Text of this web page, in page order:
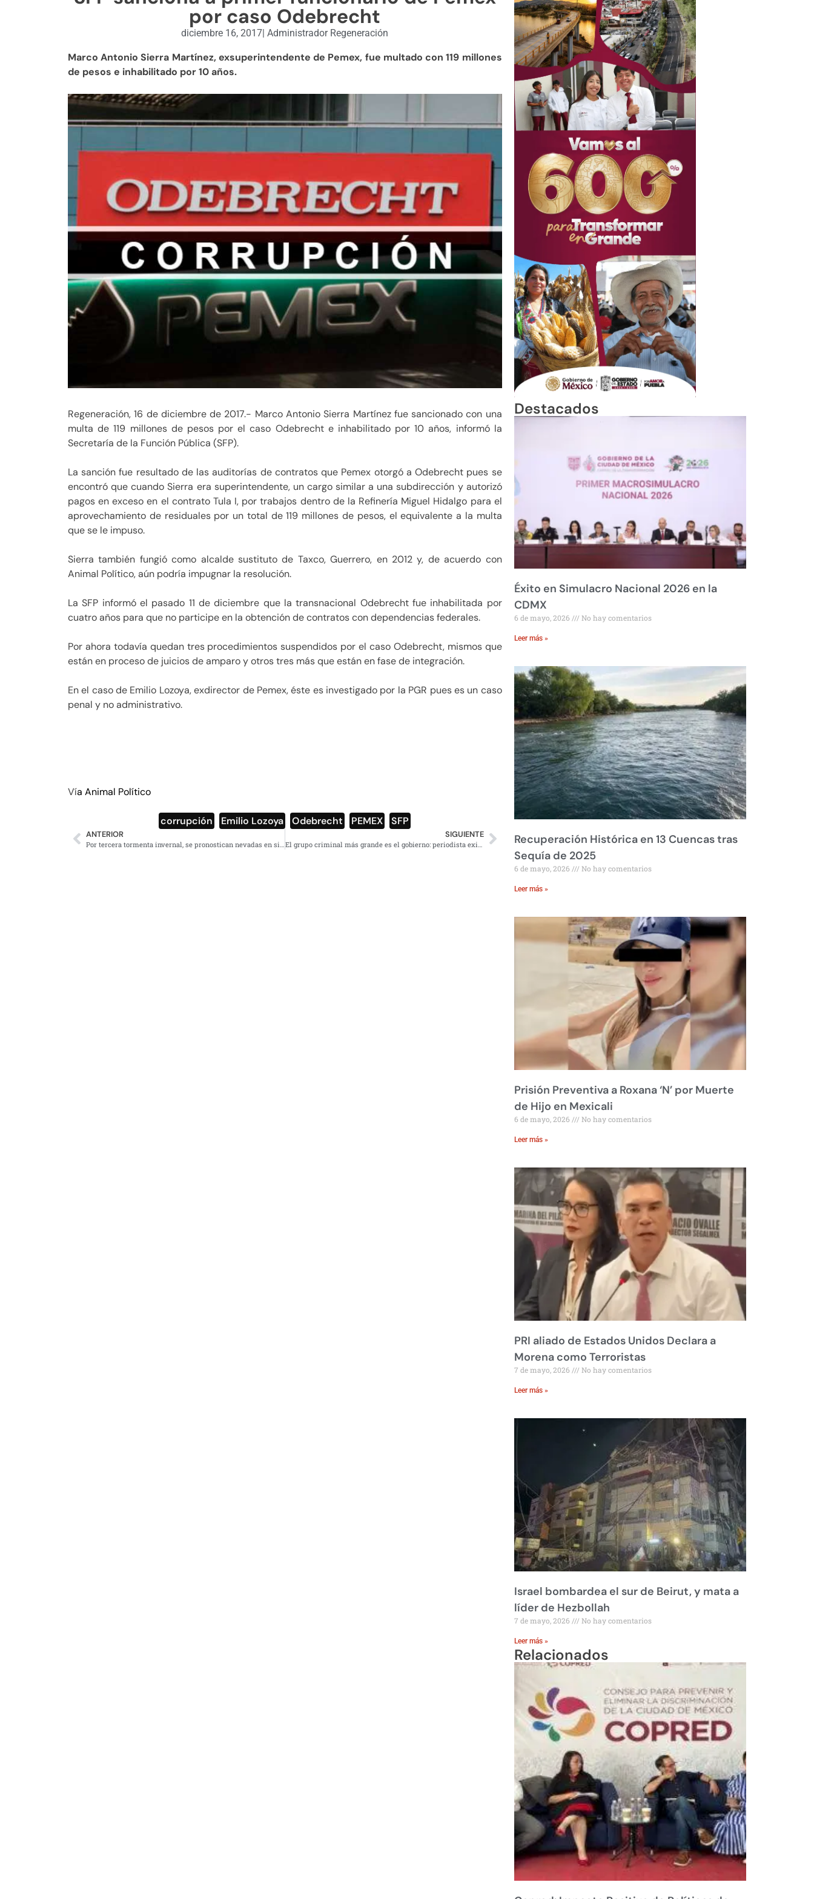
por caso Odebrecht
diciembre 16, 2017 Administrador Regeneración
Marco Antonio Sierra Martínez, exsuperintendente de Pemex, fue multado con 119 millones
de pesos e inhabilitado por 10 años.
Regeneración, 16 de diciembre de 2017.- Marco Antonio Sierra Martínez fue sancionado con una
multa de 119 millones de pesos por el caso Odebrecht e inhabilitado por 10 años, informó la
Secretaría de la Función Pública (SFP).
La sanción fue resultado de las auditorías de contratos que Pemex otorgó a Odebrecht pues se
encontró que cuando Sierra era superintendente, un cargo similar a una subdirección y autorizó
pagos en exceso en el contrato Tula I, por trabajos dentro de la Refinería Miguel Hidalgo para el
aprovechamiento de residuales por un total de 119 millones de pesos, el equivalente a la multa
que se le impuso.
Sierra también fungió como alcalde sustituto de Taxco, Guerrero, en 2012 y, de acuerdo con
Animal Político, aún podría impugnar la resolución.
La SFP informó el pasado 11 de diciembre que la transnacional Odebrecht fue inhabilitada por
cuatro años para que no participe en la obtención de contratos con dependencias federales.
Por ahora todavía quedan tres procedimientos suspendidos por el caso Odebrecht, mismos que
están en proceso de juicios de amparo y otros tres más que están en fase de integración.
En el caso de Emilio Lozoya, exdirector de Pemex, éste es investigado por la PGR pues es un caso
penal y no administrativo.
Vía Animal Político
corrupción Emilio Lozoya Odebrecht PEMEX SFP
ANTERIOR SIGUIENTE
Destacados
Éxito en Simulacro Nacional 2026 en la
CDMX
6 de mayo, 2026 No hay comentarios
Leer más »
Recuperación Histórica en 13 Cuencas tras
Sequía de 2025
6 de mayo, 2026 No hay comentarios
Leer más »
Prisión Preventiva a Roxana ‘N’ por Muerte
de Hijo en Mexicali
6 de mayo, 2026 No hay comentarios
Leer más »
PRI aliado de Estados Unidos Declara a
Morena como Terroristas
7 de mayo, 2026 No hay comentarios
Leer más »
Israel bombardea el sur de Beirut, y mata a
líder de Hezbollah
7 de mayo, 2026 No hay comentarios
Leer más »
Relacionados